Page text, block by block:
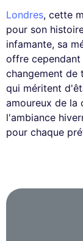
Londres, cette
pour son
infamante, sa
offre
changement de
qui méritent
amoureux de la
l'ambiance
pour chaque